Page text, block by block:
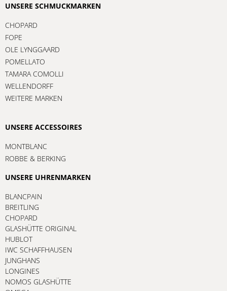
UNSERE SCHMUCKMARKEN
CHOPARD
FOPE
OLE LYNGGAARD
POMELLATO
TAMARA COMOLLI
WELLENDORFF
WEITERE MARKEN
UNSERE ACCESSOIRES
MONTBLANC
ROBBE & BERKING
UNSERE UHRENMARKEN
BLANCPAIN
BREITLING
CHOPARD
GLASHÜTTE ORIGINAL
HUBLOT
IWC SCHAFFHAUSEN
JUNGHANS
LONGINES
NOMOS GLASHÜTTE